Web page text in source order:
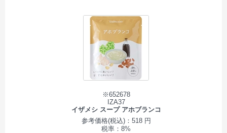
※652678
IZA37
イザメシ スープ アホブランコ
参考価格(税込)：518 円
税率：8%